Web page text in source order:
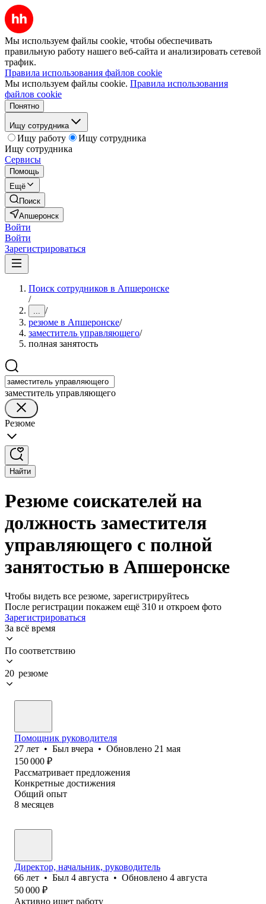
Мы используем файлы cookie, чтобы обеспечивать
правильную работу нашего веб-сайта и анализировать сетевой
трафик.
Правила использования файлов cookie
Мы используем файлы cookie. Правила использования
файлов cookie
Понятно
Ищу сотрудника
Ищу работу
Ищу сотрудника
Ищу сотрудника
Сервисы
Помощь
Ещё
Поиск
Апшеронск
Войти
Войти
Зарегистрироваться
Поиск сотрудников в Апшеронске
/
... /
резюме в Апшеронске/
заместитель управляющего/
полная занятость
заместитель управляющего
Резюме
Найти
Резюме соискателей на
должность заместителя
управляющего с полной
занятостью в Апшеронске
Чтобы видеть все резюме, зарегистрируйтесь
После регистрации покажем ещё 310 и откроем фото
Зарегистрироваться
За всё время
По соответствию
20 резюме
Помощник руководителя
27 лет • Был вчера • Обновлено 21 мая
150 000 ₽
Рассматривает предложения
Конкретные достижения
Общий опыт
8 месяцев
Директор, начальник, руководитель
66 лет • Был 4 августа • Обновлено 4 августа
50 000 ₽
Активно ищет работу